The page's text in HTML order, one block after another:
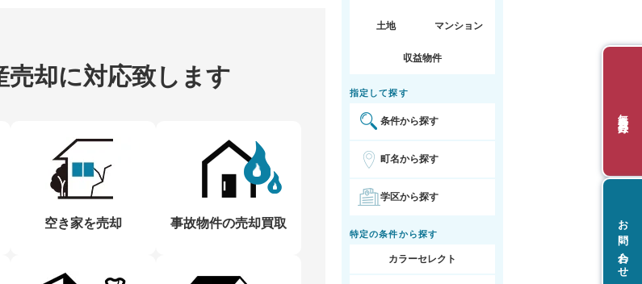
売却に対応致します
空き家を売却 事故物件の売却買取
土地 マンション
収益物件
指定して探す
条件から探す
町名から探す
学区から探す
特定の条件から探す
カラーセレクト お問い合わせ